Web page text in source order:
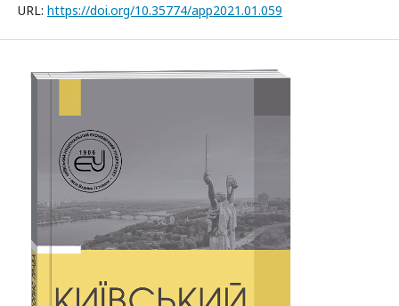
URL: https://doi.org/10.35774/app2021.01.059